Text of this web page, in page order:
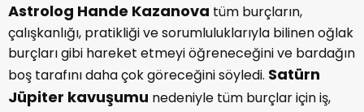
Astrolog Hande Kazanova tüm burçların,
çalışkanlığı, pratikliği ve sorumluluklarıyla bilinen oğlak
burçları gibi hareket etmeyi öğreneceğini ve bardağın
boş tarafını daha çok göreceğini söyledi. Satürn
Jüpiter kavuşumu nedeniyle tüm burçlar için iş,